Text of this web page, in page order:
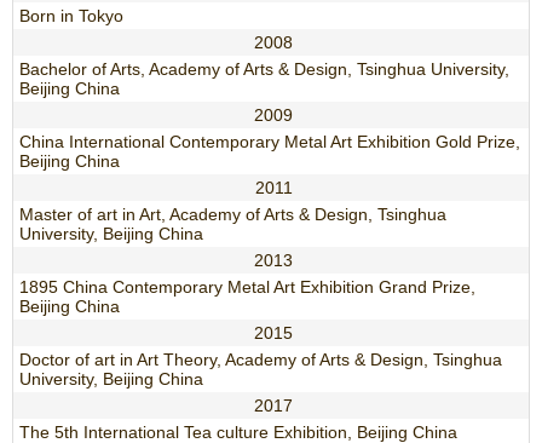
Born in Tokyo
2008
Bachelor of Arts, Academy of Arts & Design, Tsinghua University,
Beijing China
2009
China International Contemporary Metal Art Exhibition Gold Prize,
Beijing China
2011
Master of art in Art, Academy of Arts & Design, Tsinghua
University, Beijing China
2013
1895 China Contemporary Metal Art Exhibition Grand Prize,
Beijing China
2015
Doctor of art in Art Theory, Academy of Arts & Design, Tsinghua
University, Beijing China
2017
The 5th International Tea culture Exhibition, Beijing China